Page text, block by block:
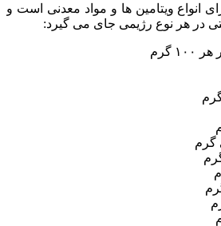
انواع ویتامین ها و مواد معدنی است و
در هر نوع رژیمی جای می گیرد: